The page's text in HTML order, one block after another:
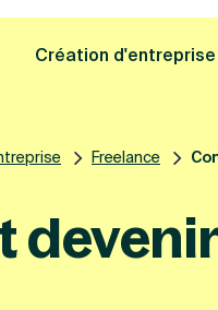
Création d'entreprise
Freelance